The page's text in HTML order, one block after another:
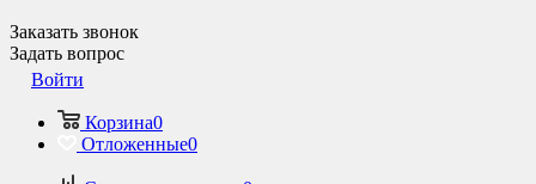
Заказать звонок
Задать вопрос
Войти
Корзина0
Отложенные0